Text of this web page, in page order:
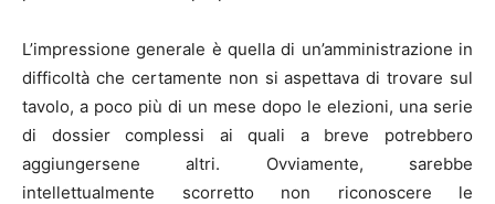
L’impressione generale è quella di un’amministrazione in
difficoltà che certamente non si aspettava di trovare sul
tavolo, a poco più di un mese dopo le elezioni, una serie
di dossier complessi ai quali a breve potrebbero
aggiungersene altri. Ovviamente, sarebbe
intellettualmente scorretto non riconoscere le